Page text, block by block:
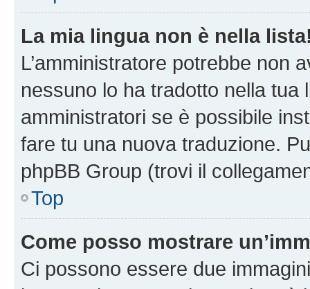
La mia lingua non è nella
L’amministratore potrebbe non
nessuno lo ha tradotto nella tua
amministratori se è possibile
fare tu una nuova traduzione.
phpBB Group (trovi il
Top
Come posso mostrare
Ci possono essere due